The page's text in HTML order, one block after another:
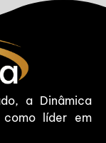
a Dinâmica
líder em